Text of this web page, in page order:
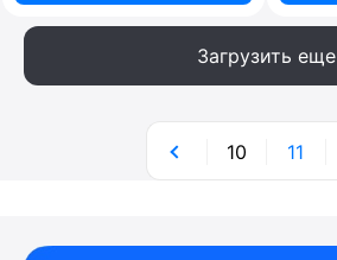
Загрузить еще
10 11